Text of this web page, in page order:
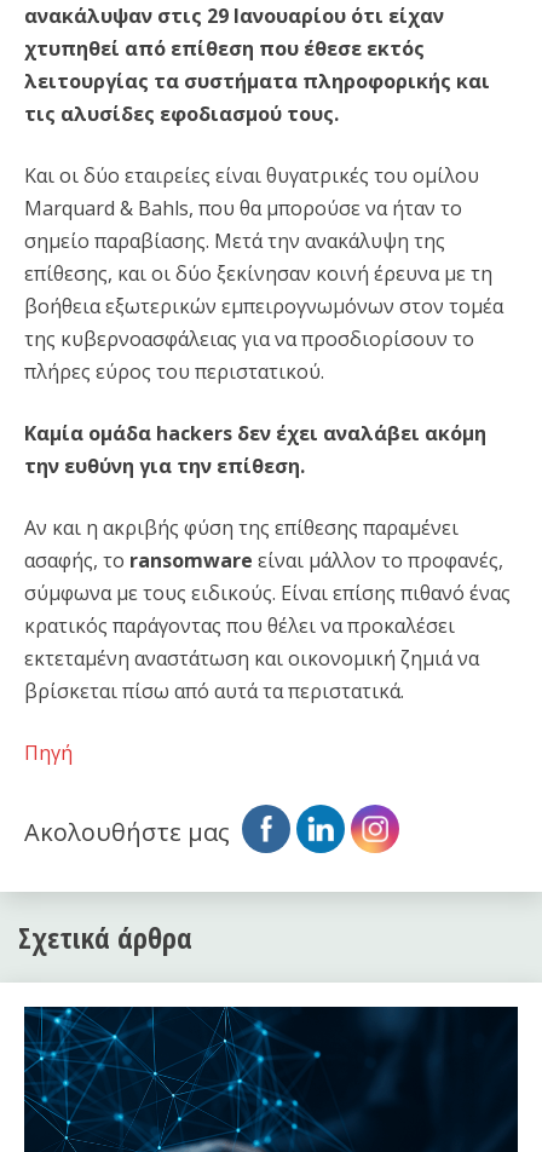
ανακάλυψαν στις 29 Ιανουαρίου ότι είχαν
χτυπηθεί από επίθεση που έθεσε εκτός
λειτουργίας τα συστήματα πληροφορικής και
τις αλυσίδες εφοδιασμού τους.
Και οι δύο εταιρείες είναι θυγατρικές του ομίλου
Marquard & Bahls, που θα μπορούσε να ήταν το
σημείο παραβίασης. Μετά την ανακάλυψη της
επίθεσης, και οι δύο ξεκίνησαν κοινή έρευνα με τη
βοήθεια εξωτερικών εμπειρογνωμόνων στον τομέα
της κυβερνοασφάλειας για να προσδιορίσουν το
πλήρες εύρος του περιστατικού.
Καμία ομάδα hackers δεν έχει αναλάβει ακόμη
την ευθύνη για την επίθεση.
Αν και η ακριβής φύση της επίθεσης παραμένει
ασαφής, το ransomware είναι μάλλον το προφανές,
σύμφωνα με τους ειδικούς. Είναι επίσης πιθανό ένας
κρατικός παράγοντας που θέλει να προκαλέσει
εκτεταμένη αναστάτωση και οικονομική ζημιά να
βρίσκεται πίσω από αυτά τα περιστατικά.
Πηγή
Ακολουθήστε μας
Σχετικά άρθρα